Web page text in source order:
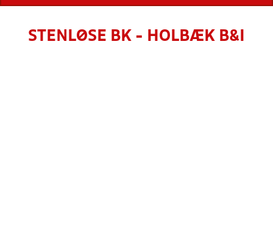
STENLØSE BK - HOLBÆK B&I